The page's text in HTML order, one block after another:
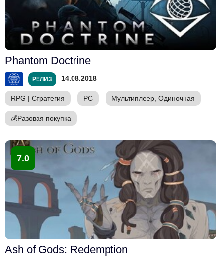
Phantom Doctrine
РЕЛИЗ 14.08.2018
RPG | Стратегия PC Мультиплеер, Одиночная
💰Разовая покупка
7.0
Ash of Gods: Redemption